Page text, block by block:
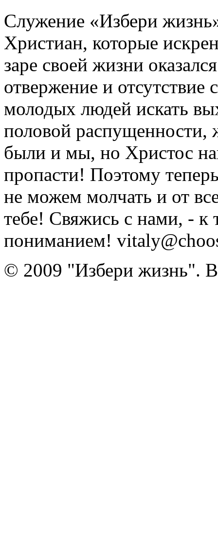
Служение «Избери
Христиан, которые
заре своей жизни
отвержение и
молодых людей искать
половой распущенности,
были и мы, но Христос
пропасти! Поэтому
не можем молчать и от
тебе! Свяжись с нами, - к
пониманием!
© 2009 "Избери жизнь".